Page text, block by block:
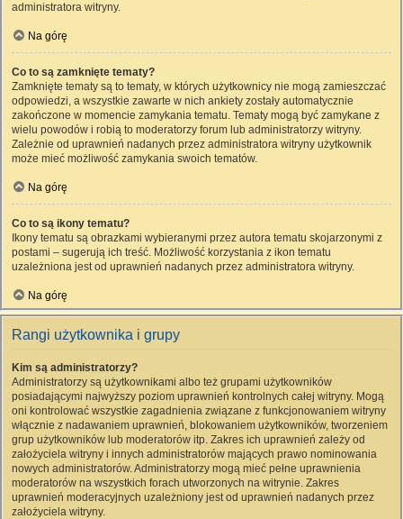
administratora witryny.
Na górę
Co to są zamknięte tematy?
Zamknięte tematy są to tematy, w których użytkownicy nie mogą zamieszczać
odpowiedzi, a wszystkie zawarte w nich ankiety zostały automatycznie
zakończone w momencie zamykania tematu. Tematy mogą być zamykane z
wielu powodów i robią to moderatorzy forum lub administratorzy witryny.
Zależnie od uprawnień nadanych przez administratora witryny użytkownik
może mieć możliwość zamykania swoich tematów.
Na górę
Co to są ikony tematu?
Ikony tematu są obrazkami wybieranymi przez autora tematu skojarzonymi z
postami – sugerują ich treść. Możliwość korzystania z ikon tematu
uzależniona jest od uprawnień nadanych przez administratora witryny.
Na górę
Rangi użytkownika i grupy
Kim są administratorzy?
Administratorzy są użytkownikami albo też grupami użytkowników
posiadającymi najwyższy poziom uprawnień kontrolnych całej witryny. Mogą
oni kontrolować wszystkie zagadnienia związane z funkcjonowaniem witryny
włącznie z nadawaniem uprawnień, blokowaniem użytkowników, tworzeniem
grup użytkowników lub moderatorów itp. Zakres ich uprawnień zależy od
założyciela witryny i innych administratorów mających prawo nominowania
nowych administratorów. Administratorzy mogą mieć pełne uprawnienia
moderatorów na wszystkich forach utworzonych na witrynie. Zakres
uprawnień moderacyjnych uzależniony jest od uprawnień nadanych przez
założyciela witryny.